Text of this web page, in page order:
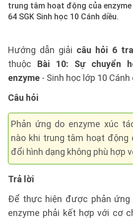
trung tâm hoạt động của enzyme
64 SGK Sinh học 10 Cánh diều.
Hướng dẫn giải câu hỏi 6
thuộc Bài 10: Sự chuyển
enzyme - Sinh học lớp 10 Cánh
Câu hỏi
Phản ứng do enzyme xúc
nào khi trung tâm hoạt động
đổi hình dạng không phù hợp
Trả lời
Để thực hiện được phản ứng
enzyme phải kết hợp với cơ